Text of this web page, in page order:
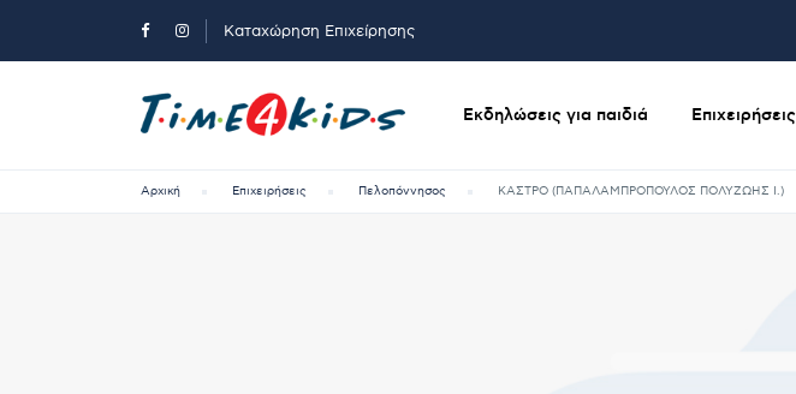
Καταχώρηση Επιχείρησης
Εκδηλώσεις για παιδιά Επιχειρήσεις
Αρχική Επιχειρήσεις Πελοπόννησος ΚΑΣΤΡΟ (ΠΑΠΑΛΑΜΠΡΟΠΟΥΛΟΣ ΠΟΛΥΖΩΗΣ Ι.)